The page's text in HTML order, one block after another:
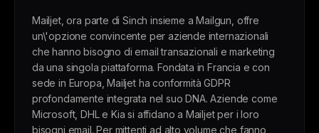
Mailjet, ora parte di Sinch insieme a Mailgun, offre
un\'opzione convincente per aziende internazionali
che hanno bisogno di email transazionali e marketing
da una singola piattaforma. Fondata in Francia e con
sede in Europa, Mailjet ha conformità GDPR
profondamente integrata nel suo DNA. Aziende come
Microsoft, DHL e Kia si affidano a Mailjet per i loro
bisogni email. Per mittenti ad alto volume che fanno